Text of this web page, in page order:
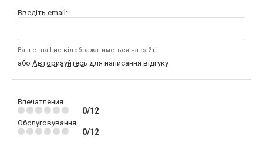
Введіть email:
Ваш e-mail не відображатиметься на сайті
або Авторизуйтесь для написання відгуку
Впечатления
0/12
Обслуговування
0/12